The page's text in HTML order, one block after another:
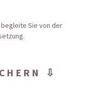
Sie von der
⇩